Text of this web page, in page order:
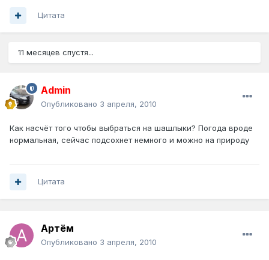
Цитата
11 месяцев спустя...
Admin
Опубликовано 3 апреля, 2010
Как насчёт того чтобы выбраться на шашлыки? Погода вроде
нормальная, сейчас подсохнет немного и можно на природу
Цитата
Артём
Опубликовано 3 апреля, 2010